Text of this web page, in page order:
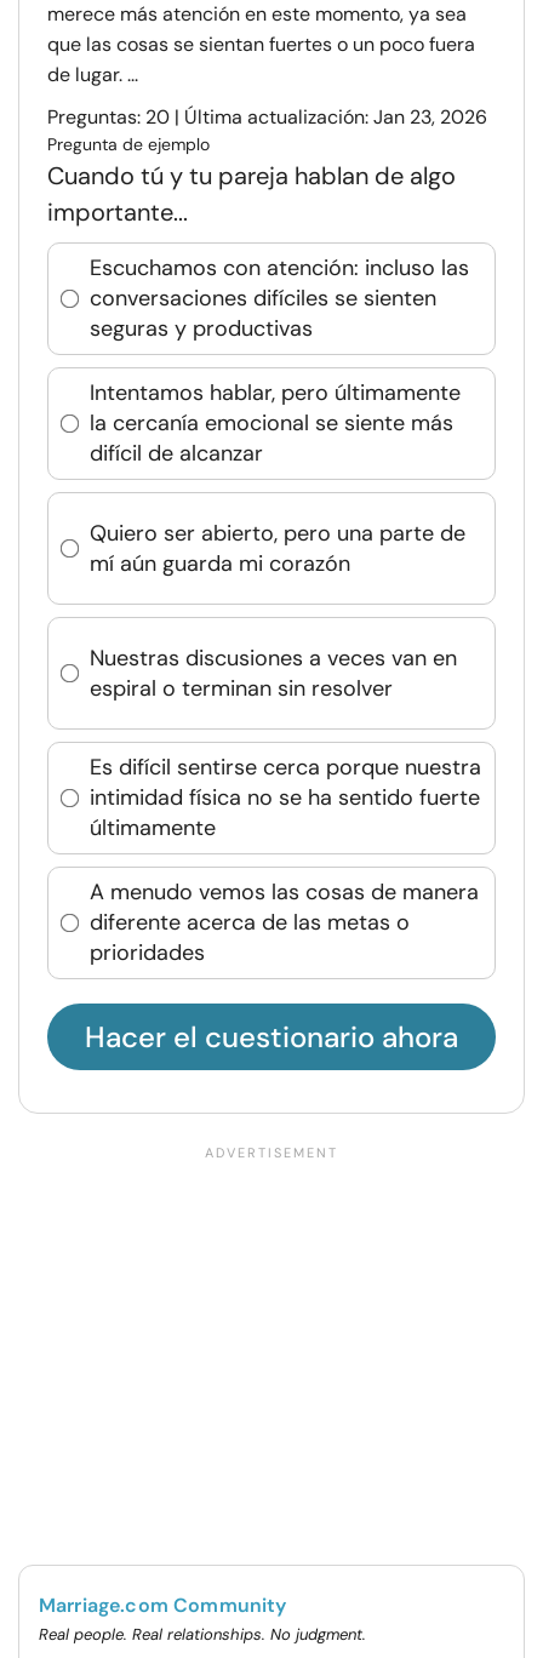
merece más atención en este momento, ya sea
que las cosas se sientan fuertes o un poco fuera
de lugar. ...
Preguntas: 20 | Última actualización: Jan 23, 2026
Pregunta de ejemplo
Cuando tú y tu pareja hablan de algo
importante...
Escuchamos con atención: incluso las
conversaciones difíciles se sienten
seguras y productivas
Intentamos hablar, pero últimamente
la cercanía emocional se siente más
difícil de alcanzar
Quiero ser abierto, pero una parte de
mí aún guarda mi corazón
Nuestras discusiones a veces van en
espiral o terminan sin resolver
Es difícil sentirse cerca porque nuestra
intimidad física no se ha sentido fuerte
últimamente
A menudo vemos las cosas de manera
diferente acerca de las metas o
prioridades
Hacer el cuestionario ahora
Marriage.com Community
Real people. Real relationships. No judgment.